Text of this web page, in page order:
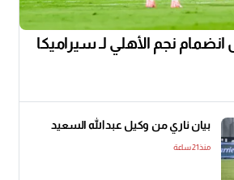
نجم الأهلي لـ سيراميكا
بيان ناري من وكيل عبدالله السعيد
منذ21 ساعة